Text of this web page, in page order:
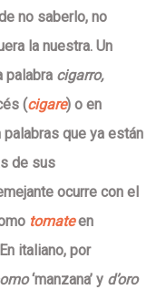
no saberlo, no
la nuestra. Un
palabra cigarro,
(cigare) o en
que ya están
de sus
ocurre con el
tomateen
italiano, por
‘manzana’ y d’oro